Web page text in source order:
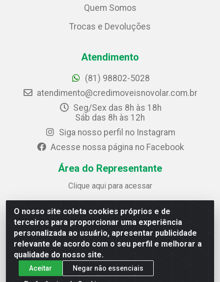
O nosso site coleta cookies próprios e de
terceiros para proporcionar uma experiência
personalizada ao usuário, apresentar publicidade
relevante de acordo com o seu perfil e melhorar a
qualidade do nosso site.
Aceitar
Negar não essenciais
Quem Somos
Trocas e Devoluções
Atendimento
(81) 98802-5028
atendimento@credimoveisnovolar.com.br
Seg/Sex das 8h às 18h
Sáb das 8h às 12h
Siga nosso perfil no Instagram
Acesse nossa página no Facebook
Área do Representante
Clique aqui para acessar
Credimóveis Novolar Ltda
Rua José Alves Bezerra, 430 - Prazeres - Jaboatão dos
Guararapes / PE - CEP 54.325-610
CNPJ: 09.930.165/0013-70